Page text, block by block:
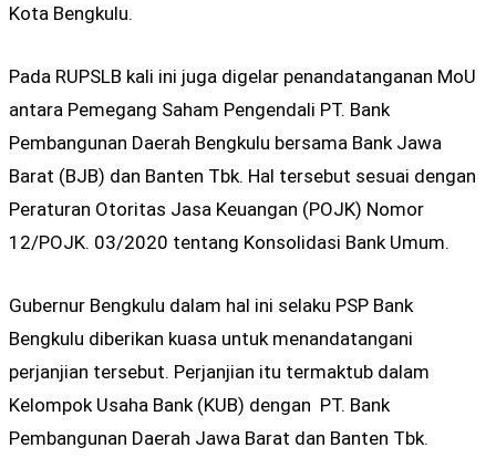
Kota Bengkulu.
Pada RUPSLB kali ini juga digelar penandatanganan MoU
antara Pemegang Saham Pengendali PT. Bank
Pembangunan Daerah Bengkulu bersama Bank Jawa
Barat (BJB) dan Banten Tbk. Hal tersebut sesuai dengan
Peraturan Otoritas Jasa Keuangan (POJK) Nomor
12/POJK. 03/2020 tentang Konsolidasi Bank Umum.
Gubernur Bengkulu dalam hal ini selaku PSP Bank
Bengkulu diberikan kuasa untuk menandatangani
perjanjian tersebut. Perjanjian itu termaktub dalam
Kelompok Usaha Bank (KUB) dengan PT. Bank
Pembangunan Daerah Jawa Barat dan Banten Tbk.